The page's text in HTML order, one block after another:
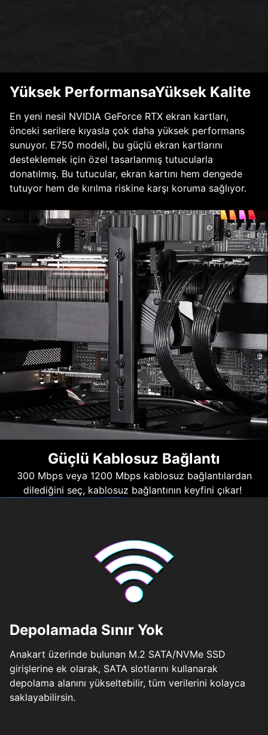
Yüksek PerformansaYüksek Kalite
En yeni nesil NVIDIA GeForce RTX ekran kartları,
önceki serilere kıyasla çok daha yüksek performans
sunuyor. E750 modeli, bu güçlü ekran kartlarını
desteklemek için özel tasarlanmış tutucularla
donatılmış. Bu tutucular, ekran kartını hem dengede
tutuyor hem de kırılma riskine karşı koruma sağlıyor.
Güçlü Kablosuz Bağlantı
300 Mbps veya 1200 Mbps kablosuz bağlantılardan
dilediğini seç, kablosuz bağlantının keyfini çıkar!
Depolamada Sınır Yok
Anakart üzerinde bulunan M.2 SATA/NVMe SSD
girişlerine ek olarak, SATA slotlarını kullanarak
depolama alanını yükseltebilir, tüm verilerini kolayca
saklayabilirsin.